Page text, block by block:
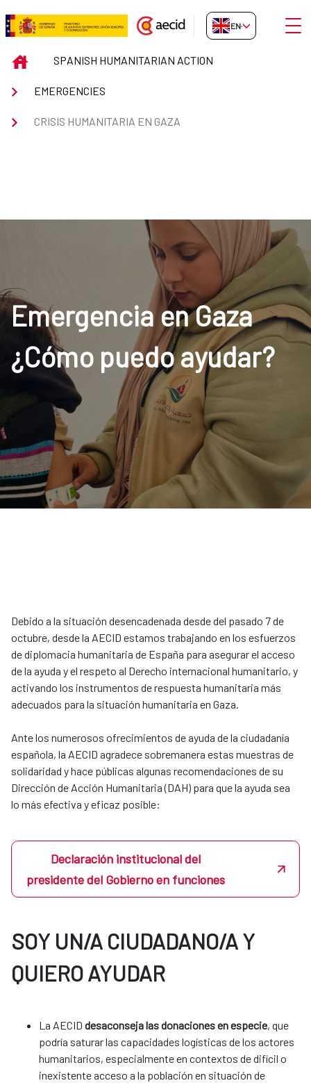
Skip to Main Content
Crisis Humanitaria en Gaza
EN-GB
INICIOSPANISH HUMANITARIAN ACTION
EMERGENCIES
CRISIS HUMANITARIA EN GAZA
Emergencia en Gaza
¿Cómo puedo ayudar?
Debido a la situación desencadenada desde del pasado 7 de
octubre, desde la AECID estamos trabajando en los esfuerzos
de diplomacia humanitaria de España para asegurar el acceso
de la ayuda y el respeto al Derecho internacional humanitario, y
activando los instrumentos de respuesta humanitaria más
adecuados para la situación humanitaria en Gaza.
Ante los numerosos ofrecimientos de ayuda de la ciudadanía
española, la AECID agradece sobremanera estas muestras de
solidaridad y hace públicas algunas recomendaciones de su
Dirección de Acción Humanitaria (DAH) para que la ayuda sea
lo más efectiva y eficaz posible:
Declaración institucional del
presidente del Gobierno en funciones
SOY UN/A CIUDADANO/A Y
QUIERO AYUDAR
La AECID desaconseja las donaciones en especie, que
podría saturar las capacidades logísticas de los actores
humanitarios, especialmente en contextos de difícil o
inexistente acceso a la población en situación de